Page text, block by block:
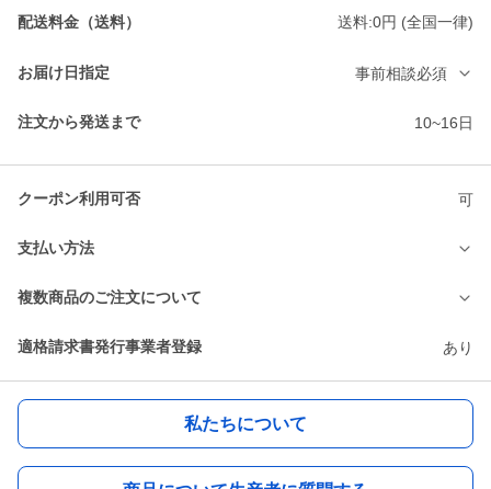
配送料金（送料） 送料:0円 (全国一律)
お届け日指定 事前相談必須
注文から発送まで 10~16日
クーポン利用可否 可
支払い方法
複数商品のご注文について
適格請求書発行事業者登録 あり
私たちについて